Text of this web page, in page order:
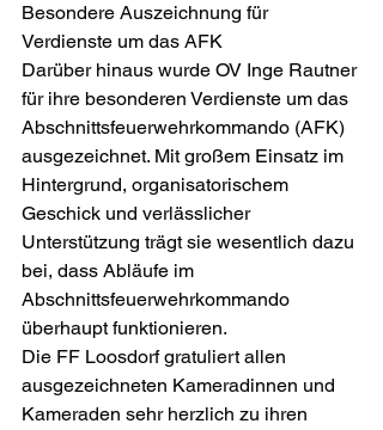
Besondere Auszeichnung für
Verdienste um das AFK
Darüber hinaus wurde OV Inge Rautner
für ihre besonderen Verdienste um das
Abschnittsfeuerwehrkommando (AFK)
ausgezeichnet. Mit großem Einsatz im
Hintergrund, organisatorischem
Geschick und verlässlicher
Unterstützung trägt sie wesentlich dazu
bei, dass Abläufe im
Abschnittsfeuerwehrkommando
überhaupt funktionieren.
Die FF Loosdorf gratuliert allen
ausgezeichneten Kameradinnen und
Kameraden sehr herzlich zu ihren